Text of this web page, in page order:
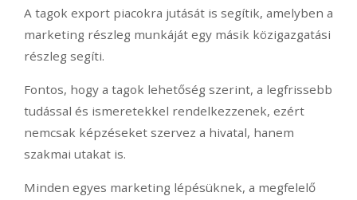
A tagok export piacokra jutását is segítik, amelyben a
marketing részleg munkáját egy másik közigazgatási
részleg segíti.
Fontos, hogy a tagok lehetőség szerint, a legfrissebb
tudással és ismeretekkel rendelkezzenek, ezért
nemcsak képzéseket szervez a hivatal, hanem
szakmai utakat is.
Minden egyes marketing lépésüknek, a megfelelő